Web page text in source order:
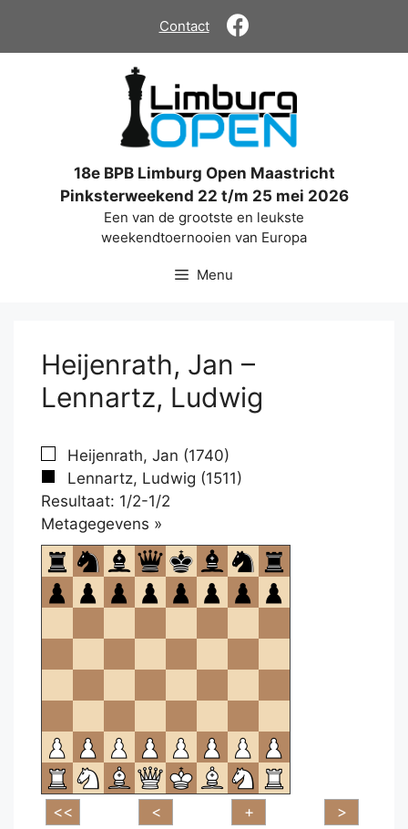
de
Contact
18e BPB Limburg Open Maastricht
Pinksterweekend 22 t/m 25 mei 2026
Een van de grootste en leukste
weekendtoernooien van Europa
Menu
Heijenrath, Jan –
Lennartz, Ludwig
Heijenrath, Jan (1740)
Lennartz, Ludwig (1511)
Resultaat: 1/2-1/2
Metagegevens »
om
te
openen.